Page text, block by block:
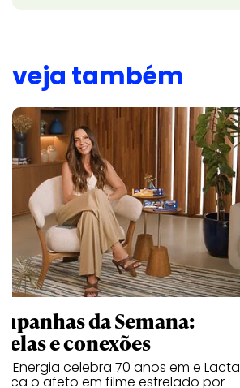
veja também
da Semana:
e conexões
Energia celebra 70 anos em e Lacta
o afeto em filme estrelado por